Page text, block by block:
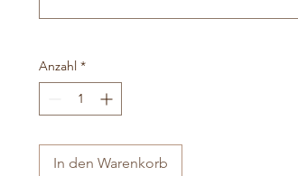
Anzahl *
In den Warenkorb